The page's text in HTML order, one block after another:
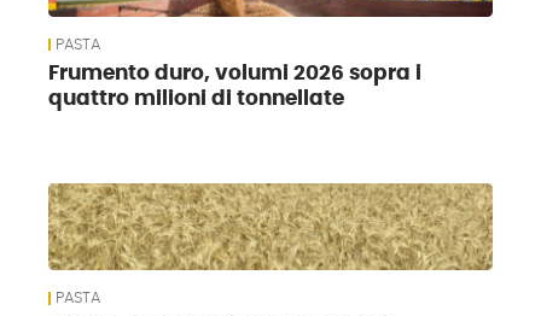
PASTA
Frumento duro, volumi 2026 sopra i
quattro milioni di tonnellate
PASTA